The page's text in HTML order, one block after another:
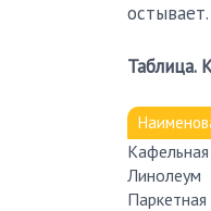
остывает.
Таблица.
Линолеум